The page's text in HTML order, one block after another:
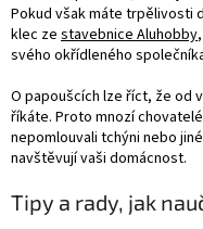
Pokud však máte trpělivosti
klec ze stavebnice Aluhobby
svého okřídleného
O papoušcích lze říct, že od
říkáte. Proto mnozí
nepomlouvali tchýni nebo
navštěvují vaši domácnost.
Tipy a rady, jak